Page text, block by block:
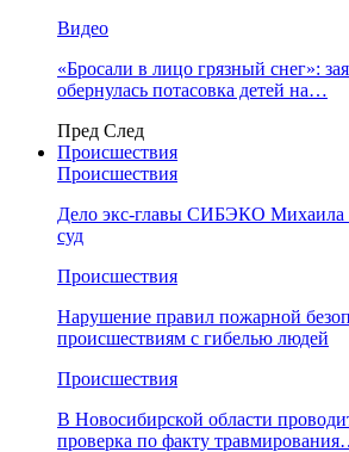
Видео
«Бросали в лицо грязный снег»:
обернулась потасовка детей на…
Пред След
Происшествия
Происшествия
Дело экс-главы СИБЭКО Михаила
суд
Происшествия
Нарушение правил пожарной
происшествиям с гибелью людей
Происшествия
В Новосибирской области
проверка по факту